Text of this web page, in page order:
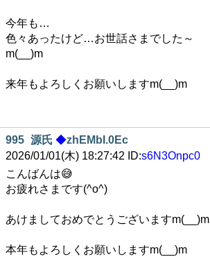
今年も…
色々あったけど…お世話さまでした～
m(__)m
来年もよろしくお願いしますm(__)m
995 源氏 ◆zhEMbI.0Ec
2026/01/01(木) 18:27:42 ID:s6N3Onpc0
こんばんは😅
お疲れさまです(^o^)
あけましておめでとうございますm(__)m
本年もよろしくお願いしますm(__)m